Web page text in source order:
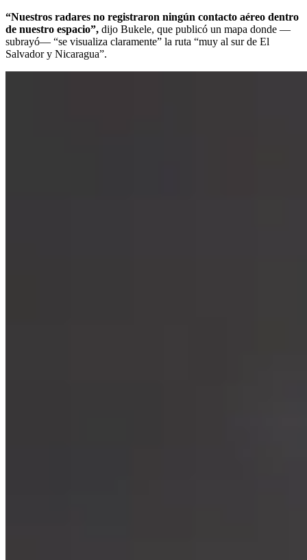
“Nuestros radares no registraron ningún contacto aéreo dentro
de nuestro espacio”, dijo Bukele, que publicó un mapa donde —
subrayó— “se visualiza claramente” la ruta “muy al sur de El
Salvador y Nicaragua”.